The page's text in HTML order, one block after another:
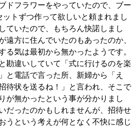
ドフラワーをやっていたので、ブー
トずつ作って欲しいと頼まれまし
ていたので、もちろん快諾しまし
遠方に住んでいたのもあったのか、
る気は最初から無かったようです。
勘違いしていて「式に行けるのを楽
と電話で言った所、新婦から「え
待状を送るね！」と言われ、そこで
が無かったという事が分かりまし
だったのかもしれませんが、招待せ
うという考えが何となく不快に感じ